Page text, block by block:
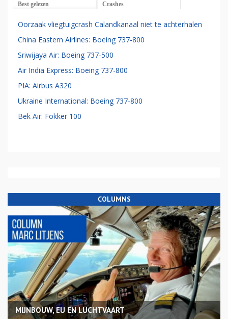
Best gelezen Crashes
Oorzaak vliegtuigcrash Calandkanaal niet te achterhalen
China Eastern Airlines: Boeing 737-800
Sriwijaya Air: Boeing 737-500
Air India Express: Boeing 737-800
PIA: Airbus A320
Ukraine International: Boeing 737-800
Bek Air: Fokker 100
COLUMNS
MIJNBOUW, EU EN LUCHTVAART